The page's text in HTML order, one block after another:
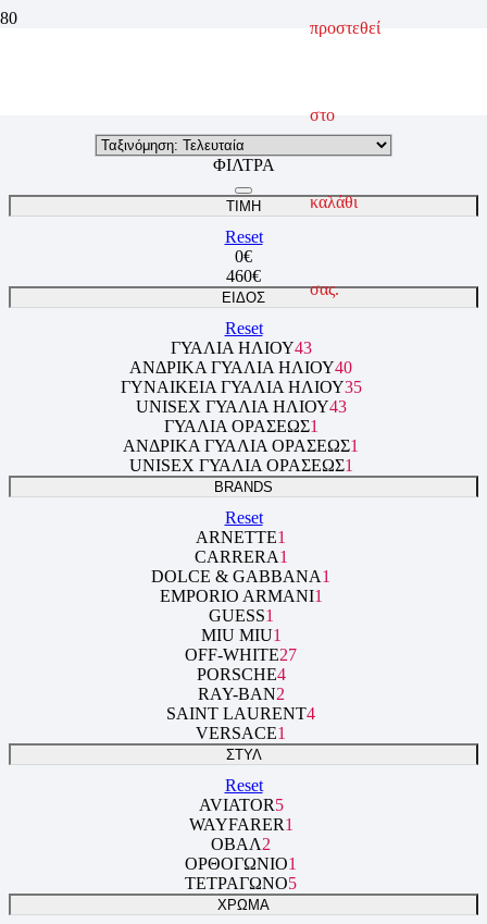
προστεθεί
στο
καλάθι
σας.
ΦΙΛΤΡΑ
ΤΙΜΗ
Reset
0€
460€
ΕΙΔΟΣ
Reset
ΓΥΑΛΙΑ ΗΛΙΟΥ43
ΑΝΔΡΙΚΑ ΓΥΑΛΙΑ ΗΛΙΟΥ40
ΓΥΝΑΙΚΕΙΑ ΓΥΑΛΙΑ ΗΛΙΟΥ35
UNISEX ΓΥΑΛΙΑ ΗΛΙΟΥ43
ΓΥΑΛΙΑ ΟΡΑΣΕΩΣ1
ΑΝΔΡΙΚΑ ΓΥΑΛΙΑ ΟΡΑΣΕΩΣ1
UNISEX ΓΥΑΛΙΑ ΟΡΑΣΕΩΣ1
BRANDS
Reset
ARNETTE1
CARRERA1
DOLCE & GABBANA1
EMPORIO ARMANI1
GUESS1
MIU MIU1
OFF-WHITE27
PORSCHE4
RAY-BAN2
SAINT LAURENT4
VERSACE1
ΣΤΥΛ
Reset
AVIATOR5
WAYFARER1
ΟΒΑΛ2
ΟΡΘΟΓΩΝΙΟ1
ΤΕΤΡΑΓΩΝΟ5
ΧΡΩΜΑ